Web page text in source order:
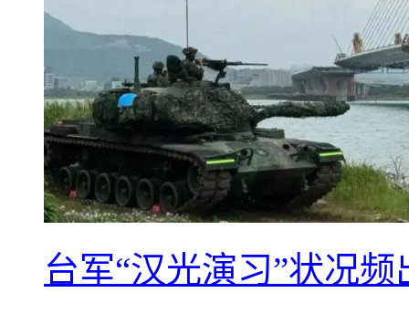
台军“汉光演习”状况